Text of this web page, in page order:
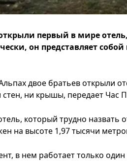
первый в мире отель,
он представляет
двое братьев открыли
стен, ни крышы, передает Час
который трудно
на высоте 1,97 тысячи
в нем работает только